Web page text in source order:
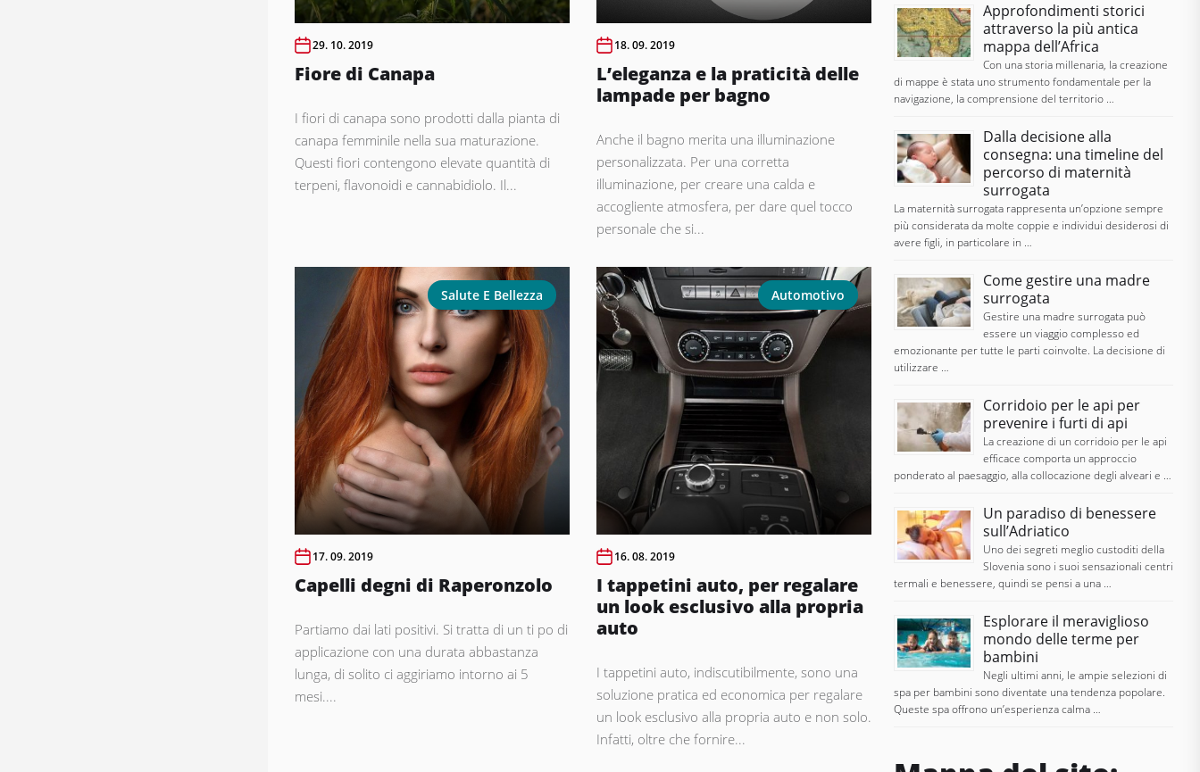
29. 10. 2019
Fiore di Canapa
I fiori di canapa sono prodotti dalla pianta di
canapa femminile nella sua maturazione.
Questi fiori contengono elevate quantità di
terpeni, flavonoidi e cannabidiolo. Il...
18. 09. 2019
L’eleganza e la praticità delle
lampade per bagno
Anche il bagno merita una illuminazione
personalizzata. Per una corretta
illuminazione, per creare una calda e
accogliente atmosfera, per dare quel tocco
personale che si...
Salute E Bellezza
17. 09. 2019
Capelli degni di Raperonzolo
Partiamo dai lati positivi. Si tratta di un ti po di
applicazione con una durata abbastanza
lunga, di solito ci aggiriamo intorno ai 5
mesi....
Automotivo
16. 08. 2019
I tappetini auto, per regalare
un look esclusivo alla propria
auto
I tappetini auto, indiscutibilmente, sono una
soluzione pratica ed economica per regalare
un look esclusivo alla propria auto e non solo.
Infatti, oltre che fornire...
Approfondimenti storici
attraverso la più antica
mappa dell’Africa
Con una storia millenaria, la creazione
di mappe è stata uno strumento fondamentale per la
navigazione, la comprensione del territorio …
Dalla decisione alla
consegna: una timeline del
percorso di maternità
surrogata
La maternità surrogata rappresenta un’opzione sempre
più considerata da molte coppie e individui desiderosi di
avere figli, in particolare in …
Come gestire una madre
surrogata
Gestire una madre surrogata può
essere un viaggio complesso ed
emozionante per tutte le parti coinvolte. La decisione di
utilizzare …
Corridoio per le api per
prevenire i furti di api
La creazione di un corridoio per le api
efficace comporta un approccio
ponderato al paesaggio, alla collocazione degli alveari e …
Un paradiso di benessere
sull’Adriatico
Uno dei segreti meglio custoditi della
Slovenia sono i suoi sensazionali centri
termali e benessere, quindi se pensi a una …
Esplorare il meraviglioso
mondo delle terme per
bambini
Negli ultimi anni, le ampie selezioni di
spa per bambini sono diventate una tendenza popolare.
Queste spa offrono un’esperienza calma …